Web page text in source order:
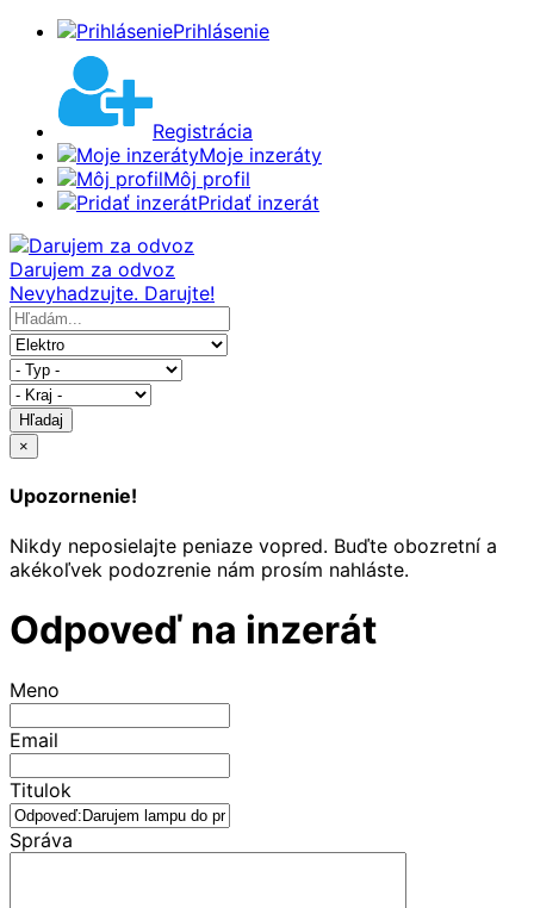
Prihlásenie
Registrácia
Moje inzeráty
Môj profil
Pridať inzerát
Darujem za odvoz
Nevyhadzujte. Darujte!
Hľadaj
×
Upozornenie!
Nikdy neposielajte peniaze vopred. Buďte obozretní a
akékoľvek podozrenie nám prosím nahláste.
Odpoveď na inzerát
Meno
Email
Titulok
Správa